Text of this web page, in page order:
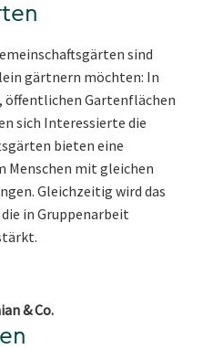
sind
gärtnern möchten: In
öffentlichen Gartenflächen
sich Interessierte die
bieten eine
Menschen mit gleichen
Gleichzeitig wird das
in Gruppenarbeit
& Co.